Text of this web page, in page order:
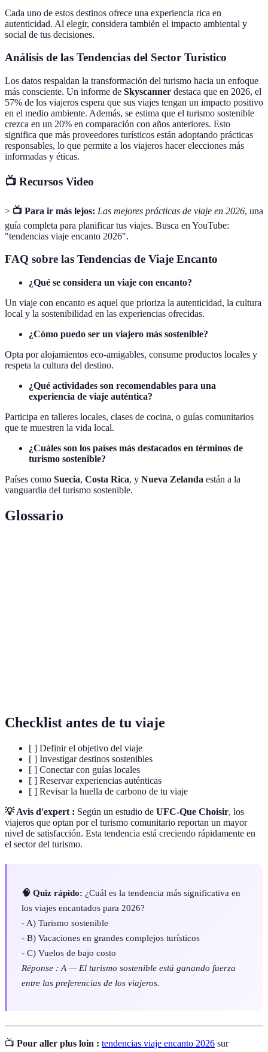
Cada uno de estos destinos ofrece una experiencia rica en
autenticidad. Al elegir, considera también el impacto ambiental y
social de tus decisiones.
Análisis de las Tendencias del Sector Turístico
Los datos respaldan la transformación del turismo hacia un enfoque
más consciente. Un informe de Skyscanner destaca que en 2026, el
57% de los viajeros espera que sus viajes tengan un impacto positivo
en el medio ambiente. Además, se estima que el turismo sostenible
crezca en un 20% en comparación con años anteriores. Esto
significa que más proveedores turísticos están adoptando prácticas
responsables, lo que permite a los viajeros hacer elecciones más
informadas y éticas.
📺 Recursos Video
> 📺 Para ir más lejos: Las mejores prácticas de viaje en 2026, una
guía completa para planificar tus viajes. Busca en YouTube:
"tendencias viaje encanto 2026".
FAQ sobre las Tendencias de Viaje Encanto
¿Qué se considera un viaje con encanto?
Un viaje con encanto es aquel que prioriza la autenticidad, la cultura
local y la sostenibilidad en las experiencias ofrecidas.
¿Cómo puedo ser un viajero más sostenible?
Opta por alojamientos eco-amigables, consume productos locales y
respeta la cultura del destino.
¿Qué actividades son recomendables para una
experiencia de viaje auténtica?
Participa en talleres locales, clases de cocina, o guías comunitarios
que te muestren la vida local.
¿Cuáles son los países más destacados en términos de
turismo sostenible?
Países como Suecia, Costa Rica, y Nueva Zelanda están a la
vanguardia del turismo sostenible.
Glossario
Checklist antes de tu viaje
[ ] Definir el objetivo del viaje
[ ] Investigar destinos sostenibles
[ ] Conectar con guías locales
[ ] Reservar experiencias auténticas
[ ] Revisar la huella de carbono de tu viaje
💡 Avis d'expert : Según un estudio de UFC-Que Choisir, los
viajeros que optan por el turismo comunitario reportan un mayor
nivel de satisfacción. Esta tendencia está creciendo rápidamente en
el sector del turismo.
🧠 Quiz rápido: ¿Cuál es la tendencia más significativa en
los viajes encantados para 2026?
- A) Turismo sostenible
- B) Vacaciones en grandes complejos turísticos
- C) Vuelos de bajo costo
Réponse : A — El turismo sostenible está ganando fuerza
entre las preferencias de los viajeros.
📺 Pour aller plus loin : tendencias viaje encanto 2026 sur